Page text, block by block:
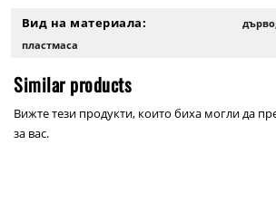
Вид на материала:
пластмаса
Similar products
Вижте тези продукти, които биха могли да
за вас.